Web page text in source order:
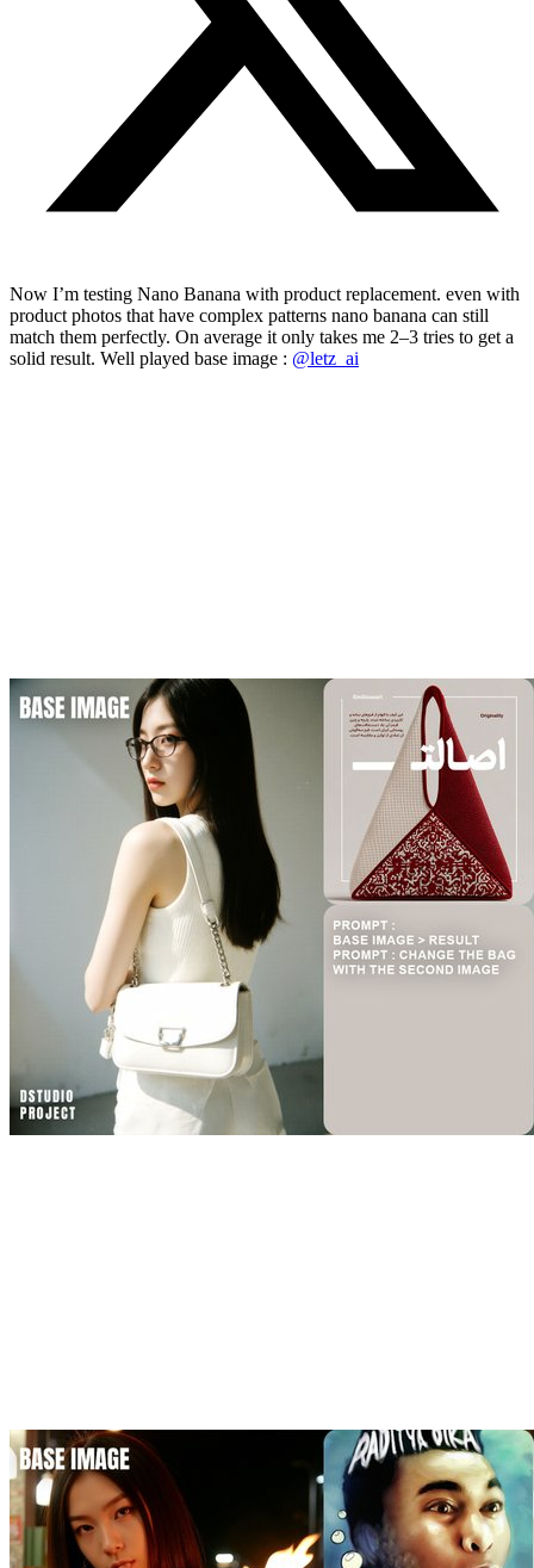
Now I’m testing Nano Banana with product replacement. even with
product photos that have complex patterns nano banana can still
match them perfectly. On average it only takes me 2–3 tries to get a
solid result. Well played base image : @letz_ai